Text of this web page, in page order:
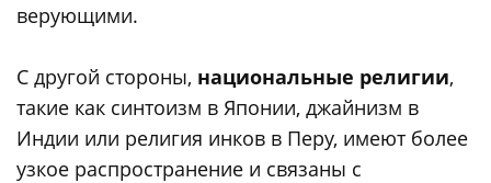
верующими.
С другой стороны, национальные религии,
такие как синтоизм в Японии, джайнизм в
Индии или религия инков в Перу, имеют более
узкое распространение и связаны с